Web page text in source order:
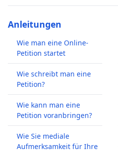
Anleitungen
Wie man eine Online-
Petition startet
Wie schreibt man eine
Petition?
Wie kann man eine
Petition voranbringen?
Wie Sie mediale
Aufmerksamkeit für Ihre